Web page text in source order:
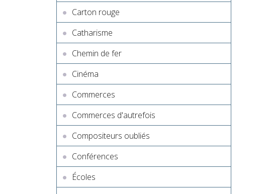
Carton rouge
Catharisme
Chemin de fer
Cinéma
Commerces
Commerces d'autrefois
Compositeurs oubliés
Conférences
Écoles